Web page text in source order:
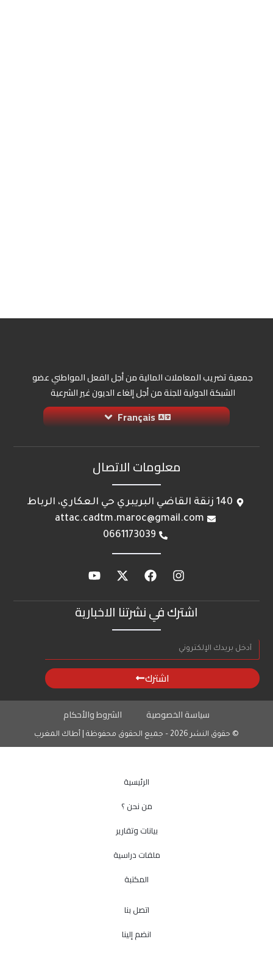
اشترك في نشرتنا الاخبارية
اشترك
معلومات الاتصال
140 زنقة القاضي البريبري حي العكاري، الرباط
attac.cadtm.maroc@gmail.com
0661173039
جمعية تضريب المعاملات المالية من أجل الفعل المواطني عضو
الشبكة الدولية للجنة من أجل إلغاء الديون غير الشرعية
Français
© حقوق النشر 2026 – جميع الحقوق محفوظة | أطاك المغرب
سياسة الخصوصية الشروط والأحكام
الرئيسية
من نحن ؟
بيانات وتقارير
ملفات دراسية
المكتبة
اتصل بنا
انضم إلينا